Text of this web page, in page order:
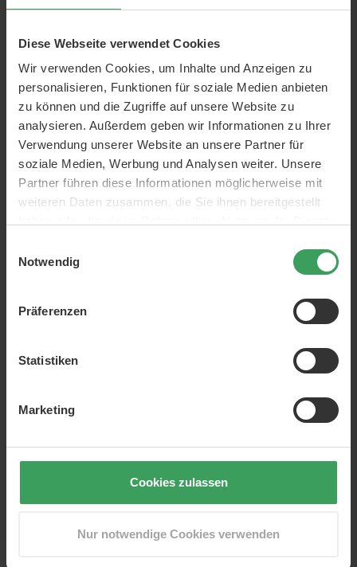
Diese Webseite verwendet Cookies
Wir verwenden Cookies, um Inhalte und Anzeigen zu
personalisieren, Funktionen für soziale Medien anbieten
zu können und die Zugriffe auf unsere Website zu
analysieren. Außerdem geben wir Informationen zu Ihrer
Verwendung unserer Website an unsere Partner für
soziale Medien, Werbung und Analysen weiter. Unsere
Partner führen diese Informationen möglicherweise mit
weiteren Daten zusammen, die Sie ihnen bereitgestellt
Notwendig
Präferenzen
Statistiken
Marketing
Cookies zulassen
Nur notwendige Cookies verwenden
aufbaubare Farbe ergeben.
intensiver das Leuchten.
einmischen – keine zusätzlichen Schritte.
Streifenfreies Finish ohne Orangestich bei korrekter
Anwendung.
Geeignet für alle Hauttypen und -töne, auch für
Anfänger.
Bräunungswirkstoffe natürlichen Ursprungs und
vegane Formel.
So verwenden Sie das Produkt
besonders gleichmäßiges Ergebnis können Sie Ihre
Haut gerne am Vortag peelen.
2–3 Tropfen: leichter, natürlicher Glanz
verteilen. Augenbrauen, Haaransatz und Lippen
aussparen.
gründlich und entfernen Sie alle Produktreste von
Nägeln und Handflächen.
Lassen Sie die Farbe 4–8 Stunden einwirken.
Wiederholen Sie die Anwendung 1–3 Mal pro Woche,